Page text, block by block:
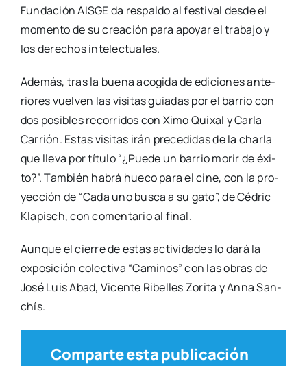
Fun­da­ción AISGE da res­pal­do al fes­ti­val des­de el
momen­to de su crea­ción para apo­yar el tra­ba­jo y
los dere­chos inte­lec­tua­les.
Ade­más, tras la bue­na aco­gi­da de edi­cio­nes ante­
rio­res vuel­ven las visi­tas guia­das por el barrio con
dos posi­bles reco­rri­dos con Ximo Qui­xal y Car­la
Carrión. Estas visi­tas irán pre­ce­di­das de la char­la
que lle­va por títu­lo “¿Pue­de un barrio morir de éxi­
to?”. Tam­bién habrá hue­co para el cine, con la pro­
yec­ción de “Cada uno bus­ca a su gato”, de Cédric
Kla­pisch, con comen­ta­rio al final.
Aun­que el cie­rre de estas acti­vi­da­des lo dará la
expo­si­ción colec­ti­va “Cami­nos” con las obras de
José Luis Abad, Vicen­te Ribe­lles Zori­ta y Anna San­
chís.
Comparte esta publicación